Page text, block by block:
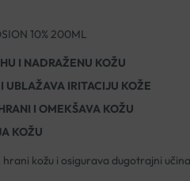
10% 200ML
I NADRAŽENU KOŽU
UBLAŽAVA IRITACIJU KOŽE
I OMEKŠAVA KOŽU
KOŽU
kožu i osigurava dugotrajni